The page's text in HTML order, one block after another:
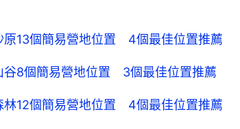
原13個簡易營地位置 4個最佳位置推薦
谷8個簡易營地位置 3個最佳位置推薦
林12個簡易營地位置 4個最佳位置推薦